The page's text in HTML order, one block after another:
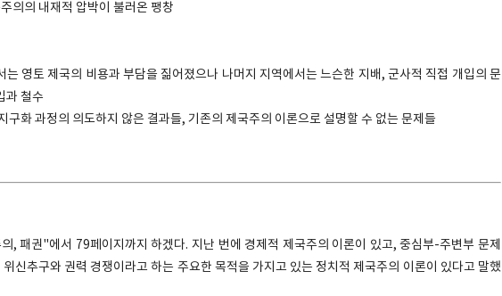
의의 내재적 압박이 불러온 팽창
는 영토 제국의 비용과 부담을 짊어졌으나 나머지 지역에서는 느슨한 지배, 군사적 직접 개입의 문
과 철수
구화 과정의 의도하지 않은 결과들, 기존의 제국주의 이론으로 설명할 수 없는 문제들
, 패권"에서 79페이지까지 하겠다. 지난 번에 경제적 제국주의 이론이 있고, 중심부-주변부 문제
신추구와 권력 경쟁이라고 하는 주요한 목적을 가지고 있는 정치적 제국주의 이론이 있다고 말했